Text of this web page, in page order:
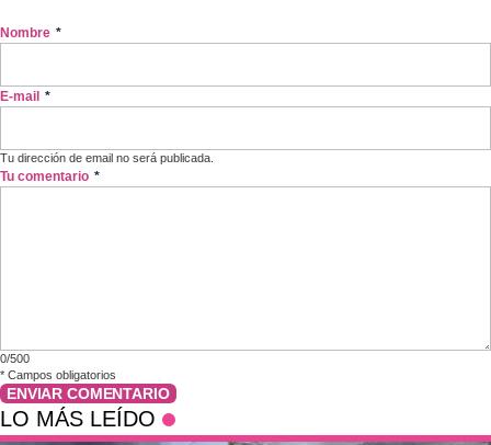
Nombre *
E-mail *
Tu dirección de email no será publicada.
Tu comentario *
0/500
* Campos obligatorios
ENVIAR COMENTARIO
LO MÁS LEÍDO